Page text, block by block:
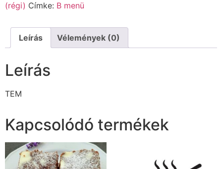
(régi) Címke: B menü
Leírás Vélemények (0)
Leírás
TEM
Kapcsolódó termékek